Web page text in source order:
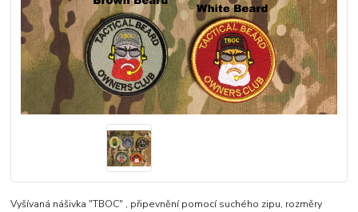
Vyšívaná nášivka "TBOC" , připevnění pomocí suchého zipu, rozměry